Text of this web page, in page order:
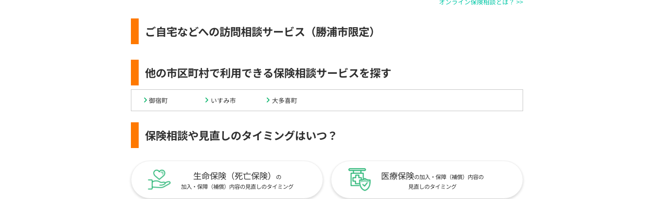
ご自宅などへの訪問相談サービス（勝浦市限定）
他の市区町村で利用できる保険相談サービスを探す
御宿町 いすみ市 大多喜町
保険相談や見直しのタイミングはいつ？
生命保険（死亡保険）
の
加入・保障（補償）内容の見直しのタイミング
医療保険の加入・保障（補償）内容の
見直しのタイミング